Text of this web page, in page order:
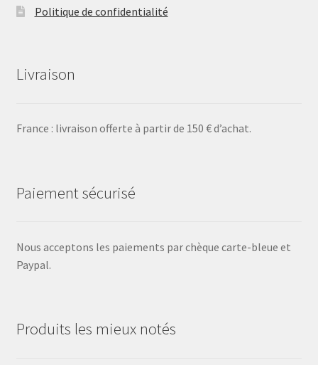
Politique de confidentialité
Livraison
France : livraison offerte à partir de 150 € d’achat.
Paiement sécurisé
Nous acceptons les paiements par chèque carte-bleue et
Paypal.
Produits les mieux notés